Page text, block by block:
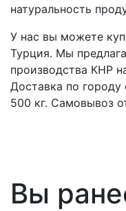
натуральность
У нас вы можете
Турция. Мы
производства КНР
Доставка по городу
500 кг. Самовывоз
Вы